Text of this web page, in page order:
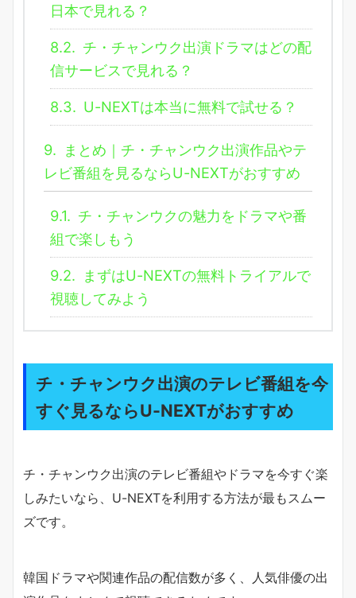
日本で見れる？
8.2. チ・チャンウク出演ドラマはどの配
信サービスで見れる？
8.3. U-NEXTは本当に無料で試せる？
9.
まとめ｜チ・チャンウク出演作品やテ
レビ番組を見るならU-NEXTがおすすめ
9.1. チ・チャンウクの魅力をドラマや番
組で楽しもう
9.2.
まずはU-NEXTの無料トライアルで
視聴してみよう
チ・チャンウク出演のテレビ番組を今
すぐ見るならU-NEXTがおすすめ
チ・チャンウク出演のテレビ番組やドラマを今すぐ楽
しみたいなら、U-NEXTを利用する方法が最もスムー
ズです。
韓国ドラマや関連作品の配信数が多く、人気俳優の出